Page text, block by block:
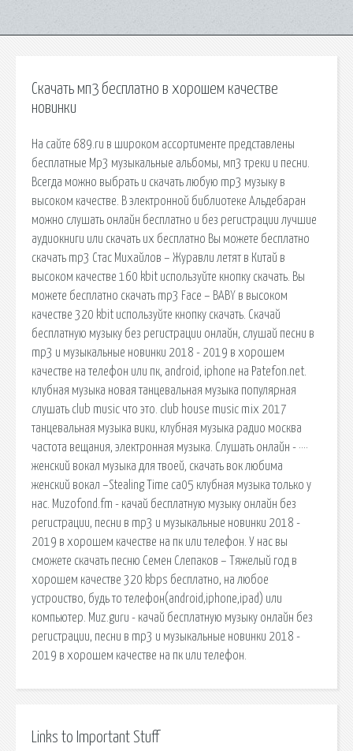
Скачать мп3 бесплатно в хорошем качестве
новинки
На сайте 689.ru в широком ассортименте представлены
бесплатные Mp3 музыкальные альбомы, мп3 треки и песни.
Всегда можно выбрать и скачать любую mp3 музыку в
высоком качестве. В электронной библиотеке Альдебаран
можно слушать онлайн бесплатно и без регистрации лучшие
аудиокниги или скачать их бесплатно Вы можете бесплатно
скачать mp3 Стас Михайлов – Журавли летят в Китай в
высоком качестве 160 kbit используйте кнопку скачать. Вы
можете бесплатно скачать mp3 Face – BABY в высоком
качестве 320 kbit используйте кнопку скачать. Скачай
бесплатную музыку без регистрации онлайн, слушай песни в
mp3 и музыкальные новинки 2018 - 2019 в хорошем
качестве на телефон или пк, android, iphone на Patefon.net.
клубная музыка новая танцевальная музыка популярная
слушать club music что это. club house music mix 2017
танцевальная музыка вики, клубная музыка радио москва
частота вещания, электронная музыка. Слушать онлайн - ····
женский вокал музыка для твоей, скачать вок любима
женский вокал –Stealing Time cа05 клубная музыка только у
нас. Muzofond.fm - качай бесплатную музыку онлайн без
регистрации, песни в mp3 и музыкальные новинки 2018 -
2019 в хорошем качестве на пк или телефон. У нас вы
сможете скачать песню Семен Слепаков – Тяжелый год в
хорошем качестве 320 kbps бесплатно, на любое
устроиство, будь то телефон(android,iphone,ipad) или
компьютер. Muz.guru - качай бесплатную музыку онлайн без
регистрации, песни в mp3 и музыкальные новинки 2018 -
2019 в хорошем качестве на пк или телефон.
Links to Important Stuff